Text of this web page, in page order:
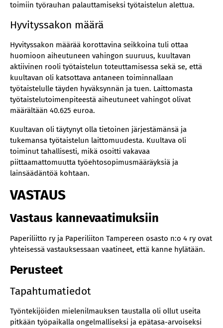
toimiin työrauhan palauttamiseksi työtaistelun alettua.
Hyvityssakon määrä
Hyvityssakon määrää korottavina seikkoina tuli ottaa
huomioon aiheutuneen vahingon suuruus, kuultavan
aktiivinen rooli työtaistelun toteuttamisessa sekä se, että
kuultavan oli katsottava antaneen toiminnallaan
työtaistelulle täyden hyväksynnän ja tuen. Laittomasta
työtaistelutoimenpiteestä aiheutuneet vahingot olivat
määrältään 40.625 euroa.
Kuultavan oli täytynyt olla tietoinen järjestämänsä ja
tukemansa työtaistelun laittomuudesta. Kuultava oli
toiminut tahallisesti, mikä osoitti vakavaa
piittaamattomuutta työehtosopimusmääräyksiä ja
lainsäädäntöä kohtaan.
VASTAUS
Vastaus kannevaatimuksiin
Paperiliitto ry ja Paperiliiton Tampereen osasto n:o 4 ry ovat
yhteisessä vastauksessaan vaatineet, että kanne hylätään.
Perusteet
Tapahtumatiedot
Työntekijöiden mielenilmauksen taustalla oli ollut useita
pitkään työpaikalla ongelmalliseksi ja epätasa-arvoiseksi